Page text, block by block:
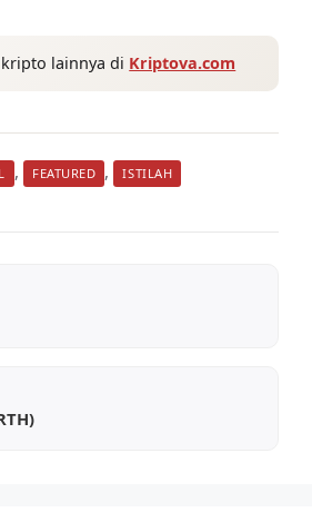
lainnya di Kriptova.com
, FEATURED , ISTILAH